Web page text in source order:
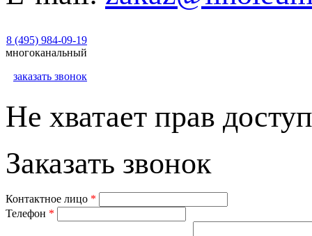
8 (495) 984-09-19
многоканальный
заказать звонок
Не хватает прав
Заказать звонок
Контактное лицо *
Телефон *